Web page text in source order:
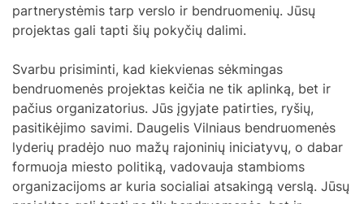
partnerystėmis tarp verslo ir bendruomenių. Jūsų
projektas gali tapti šių pokyčių dalimi.
Svarbu prisiminti, kad kiekvienas sėkmingas
bendruomenės projektas keičia ne tik aplinką, bet ir
pačius organizatorius. Jūs įgyjate patirties, ryšių,
pasitikėjimo savimi. Daugelis Vilniaus bendruomenės
lyderių pradėjo nuo mažų rajoninių iniciatyvų, o dabar
formuoja miesto politiką, vadovauja stambioms
organizacijoms ar kuria socialiai atsakingą verslą. Jūsų